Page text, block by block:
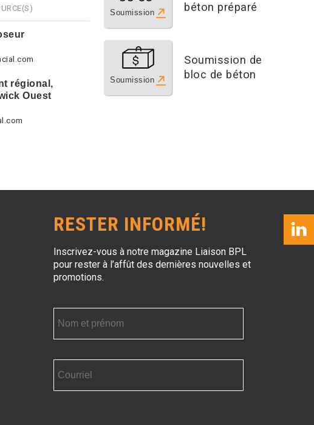
régional,
Ouest
Soumission
béton préparé
Soumission
Soumission de
bloc de béton
RESTER INFORMÉ!
Inscrivez-vous à notre magazine Liaison BPL
pour rester à l’affût des dernières nouvelles et
promotions.